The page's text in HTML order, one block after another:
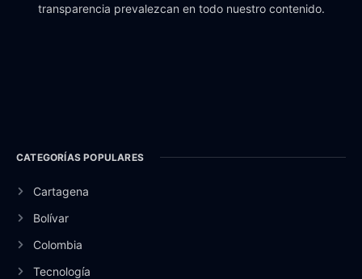
transparencia prevalezcan en todo nuestro contenido.
CATEGORÍAS POPULARES
Cartagena
Bolívar
Colombia
Tecnología